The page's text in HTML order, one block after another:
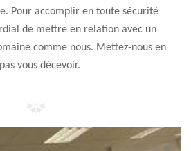
Pour accomplir en toute sécurité
de mettre en relation avec un
comme nous. Mettez-nous en
vous décevoir.